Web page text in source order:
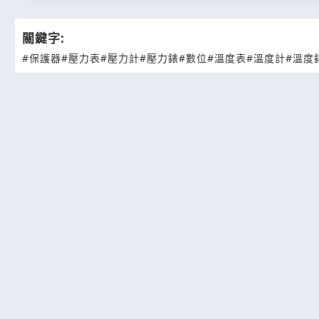
關鍵字:
#保護器#壓力表#壓力計#壓力錶#數位#溫度表#溫度計#溫度